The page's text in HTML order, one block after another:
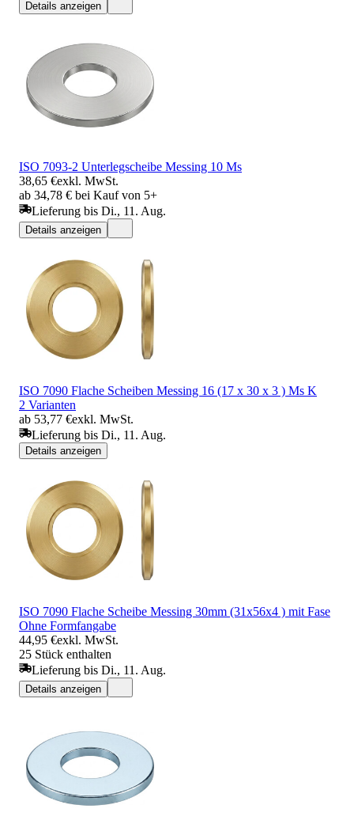
Details anzeigen
ISO 7093-2 Unterlegscheibe Messing 10 Ms
38,65 €exkl. MwSt.
ab 34,78 € bei Kauf von 5+
Lieferung bis Di., 11. Aug.
Details anzeigen
ISO 7090 Flache Scheiben Messing 16 (17 x 30 x 3 ) Ms K
2 Varianten
ab 53,77 €exkl. MwSt.
Lieferung bis Di., 11. Aug.
Details anzeigen
ISO 7090 Flache Scheibe Messing 30mm (31x56x4 ) mit Fase
Ohne Formfangabe
44,95 €exkl. MwSt.
25 Stück enthalten
Lieferung bis Di., 11. Aug.
Details anzeigen